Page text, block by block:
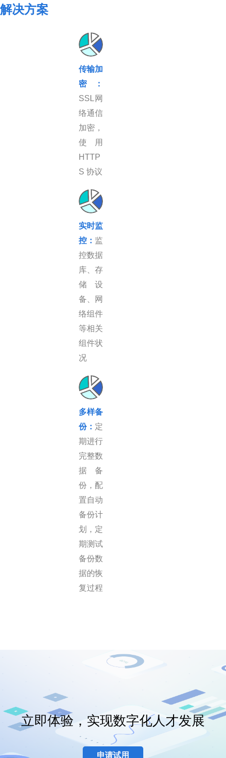
解决方案
传输加
密
：
SSL网
络通信
加密，
使用
HTTP
S 协议
多样备
份： 定
期进行
完整数
据备
份，配
置自动
备份计
划，定
期测试
备份数
据的恢
复过程
实时监
控： 监
控数据
库、存
储设
备、网
络组件
等相关
组件状
况
立即体验，实现数字化人才发展
申请试用